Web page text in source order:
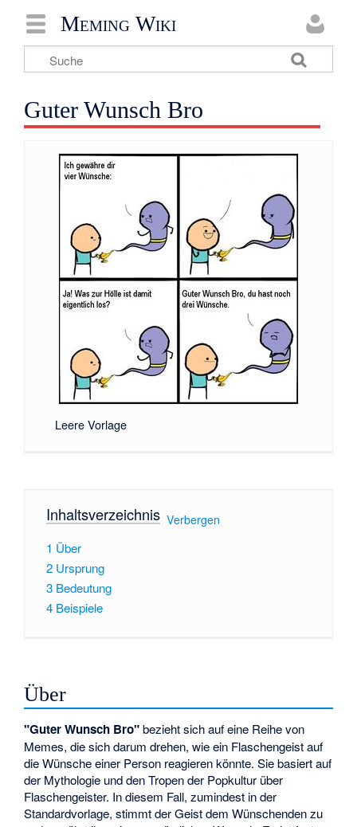
Meming Wiki
Guter Wunsch Bro
Leere Vorlage
Inhaltsverzeichnis[ Verbergen
1 Über
2 Ursprung
3 Bedeutung
4 Beispiele
Über
"Guter Wunsch Bro"bezieht sich auf eine Reihe von
Memes, die sich darum drehen, wie ein Flaschengeist auf
die Wünsche einer Person reagieren könnte. Sie basiert auf
der Mythologie und den Tropen der Popkultur über
Flaschengeister. In diesem Fall, zumindest in der
Standardvorlage, stimmt der Geist dem Wünschenden zu